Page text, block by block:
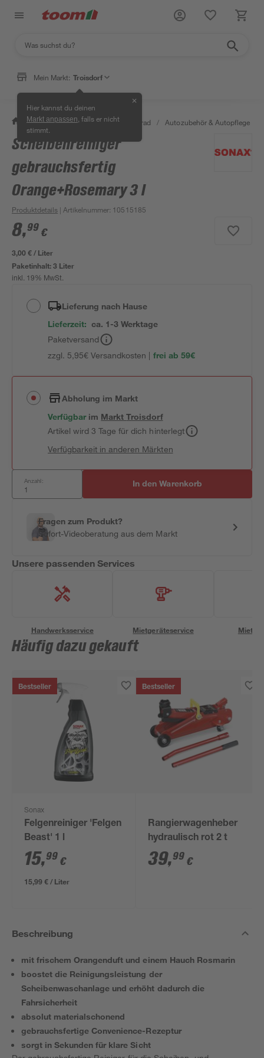
Mein Markt: Troisdorf
Hier kannst du deinen
Markt anpassen , falls er nicht
stimmt.
✕
/ Garten & Freizeit / Auto & Fahrrad / Autozubehör & Autopflege
Scheibenreiniger
gebrauchsfertig
Orange+Rosemary 3 l
Produktdetails | Artikelnummer: 10515185
8,99 €
3,00 € / Liter
Paketinhalt:3 Liter
inkl. 19% MwSt.
Lieferung nach Hause
Lieferzeit: ca. 1-3 Werktage
Paketversand
zzgl. 5,95€ Versandkosten | frei ab 59€
Abholung im Markt
Verfügbar im MarktTroisdorf
Artikel wird 3 Tage für dich hinterlegt
Verfügbarkeit in anderen Märkten
Anzahl: In den Warenkorb
Fragen zum Produkt?
Sofort-Videoberatung aus dem Markt
Unsere passenden Services
Handwerksservice Mietgeräteservice
Häufig dazu gekauft
Bestseller
Sonax
Felgenreiniger 'Felgen
Beast' 1 l
15,99 €
15,99 € / Liter
Bestseller
Rangierwagenheber
hydraulisch rot 2 t
39,99 €
Beschreibung
mit frischem Orangenduft und einem Hauch Rosmarin
boostet die Reinigungsleistung der
Scheibenwaschanlage und erhöht dadurch die
Fahrsicherheit
absolut materialschonend
gebrauchsfertige Convenience-Rezeptur
sorgt in Sekunden für klare Sicht